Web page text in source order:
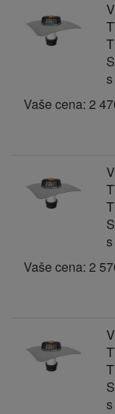
Vaše cena: 2
Vaše cena: 2